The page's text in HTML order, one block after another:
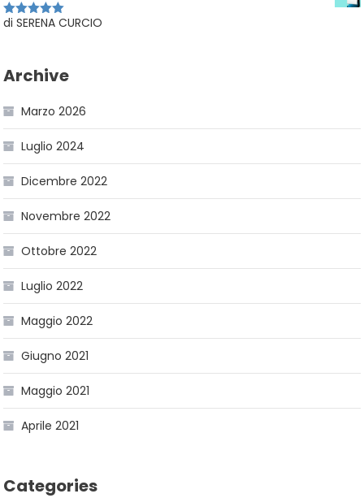
Valutato5
di SERENA CURCIO
Archive
Marzo 2026
Luglio 2024
Dicembre 2022
Novembre 2022
Ottobre 2022
Luglio 2022
Maggio 2022
Giugno 2021
Maggio 2021
Aprile 2021
Categories